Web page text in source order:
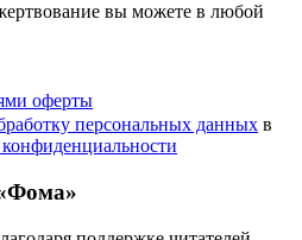
вы можете в любой
оферты
персональных данных в